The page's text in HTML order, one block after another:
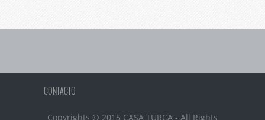
CONTACTO
Copyrights © 2015 CASA TURCA - All Rights